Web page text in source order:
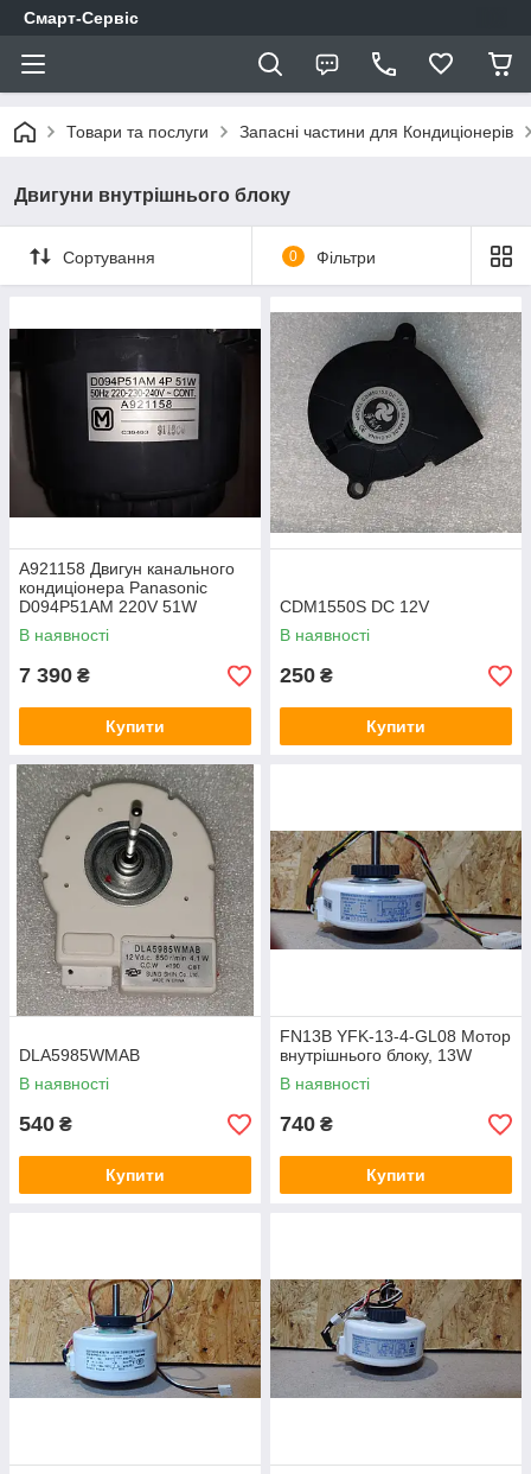
Смарт-Сервіс
Товари та послуги Запасні частини для Кондиціонерів
Двигуни внутрішнього блоку
Сортування 0 Фільтри
A921158 Двигун канального
кондиціонера Panasonic
D094P51AM 220V 51W
В наявності
7 390 ₴
Купити
CDM1550S DC 12V
В наявності
250 ₴
Купити
DLA5985WMAB
В наявності
540 ₴
Купити
FN13B YFK-13-4-GL08 Мотор
внутрішнього блоку, 13W
В наявності
740 ₴
Купити